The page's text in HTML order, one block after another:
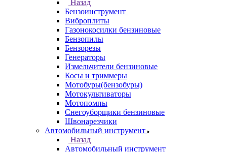
Назад
Бензоинструмент
Виброплиты
Газонокосилки бензиновые
Бензопилы
Бензорезы
Генераторы
Измельчители бензиновые
Косы и триммеры
Мотобуры(бензобуры)
Мотокультиваторы
Мотопомпы
Снегоуборщики бензиновые
Швонарезчики
Автомобильный инструмент
Назад
Автомобильный инструмент